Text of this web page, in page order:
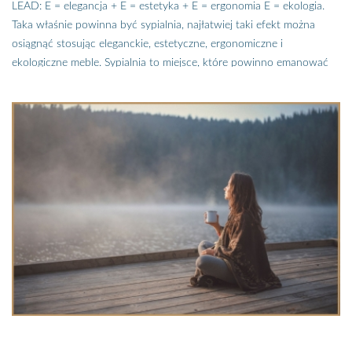
na hałas, jaki będzie docierał do twojej sypialni, będziesz się w niej
relaksować. Jak to zrobić? Zostań z nami, a zobaczysz jak urządzić
sypialnię, którą pokochasz za funkcjonalność i wyjątkowy design.
LEAD: E = elegancja + E = estetyka + E = ergonomia E = ekologia.
Taka właśnie powinna być sypialnia, najłatwiej taki efekt można
osiągnąć stosując eleganckie, estetyczne, ergonomiczne i
ekologiczne meble. Sypialnia to miejsce, które powinno emanować
odpoczywamy i zbieramy energię na kolejny dzień. Urządzając
sypialnię, warto zwrócić uwagę nie tylko na jej estetykę, ale także na